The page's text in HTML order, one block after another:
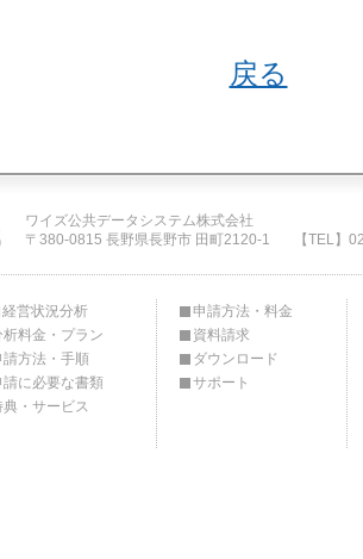
戻る
ワイズ公共データシステム株式会社
〒380-0815 長野県長野市 田町2120-1
【TEL】
経営状況分析
析料金・プラン
請方法・手順
請に必要な書類
典・サービス
申請方法・料金
資料請求
ダウンロード
サポート